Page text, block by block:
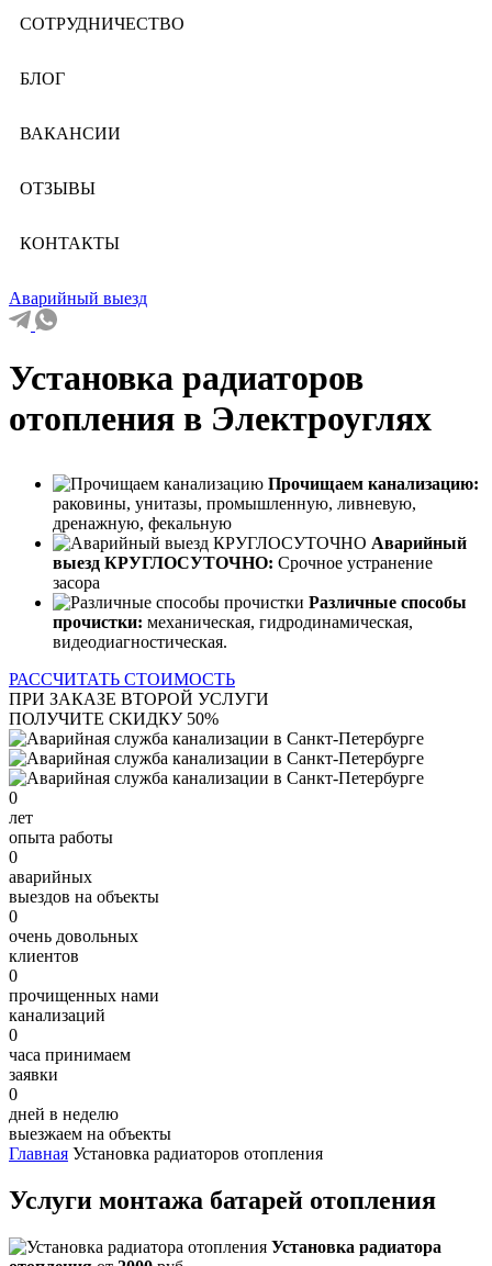
СОТРУДНИЧЕСТВО
БЛОГ
ВАКАНСИИ
ОТЗЫВЫ
КОНТАКТЫ
Аварийный выезд
Установка радиаторов
отопления в Электроуглях
Прочищаем канализацию:
раковины, унитазы, промышленную, ливневую,
дренажную, фекальную
Аварийный
выезд КРУГЛОСУТОЧНО: Срочное устранение
засора
Различные способы
прочистки: механическая, гидродинамическая,
видеодиагностическая.
РАССЧИТАТЬ СТОИМОСТЬ
ПРИ ЗАКАЗЕ ВТОРОЙ УСЛУГИ
ПОЛУЧИТЕ СКИДКУ 50%
0
лет
опыта работы
0
аварийных
выездов на объекты
0
очень довольных
клиентов
0
прочищенных нами
канализаций
0
часа принимаем
заявки
0
дней в неделю
выезжаем на объекты
Главная Установка радиаторов отопления
Услуги монтажа батарей отопления
Установка радиатора